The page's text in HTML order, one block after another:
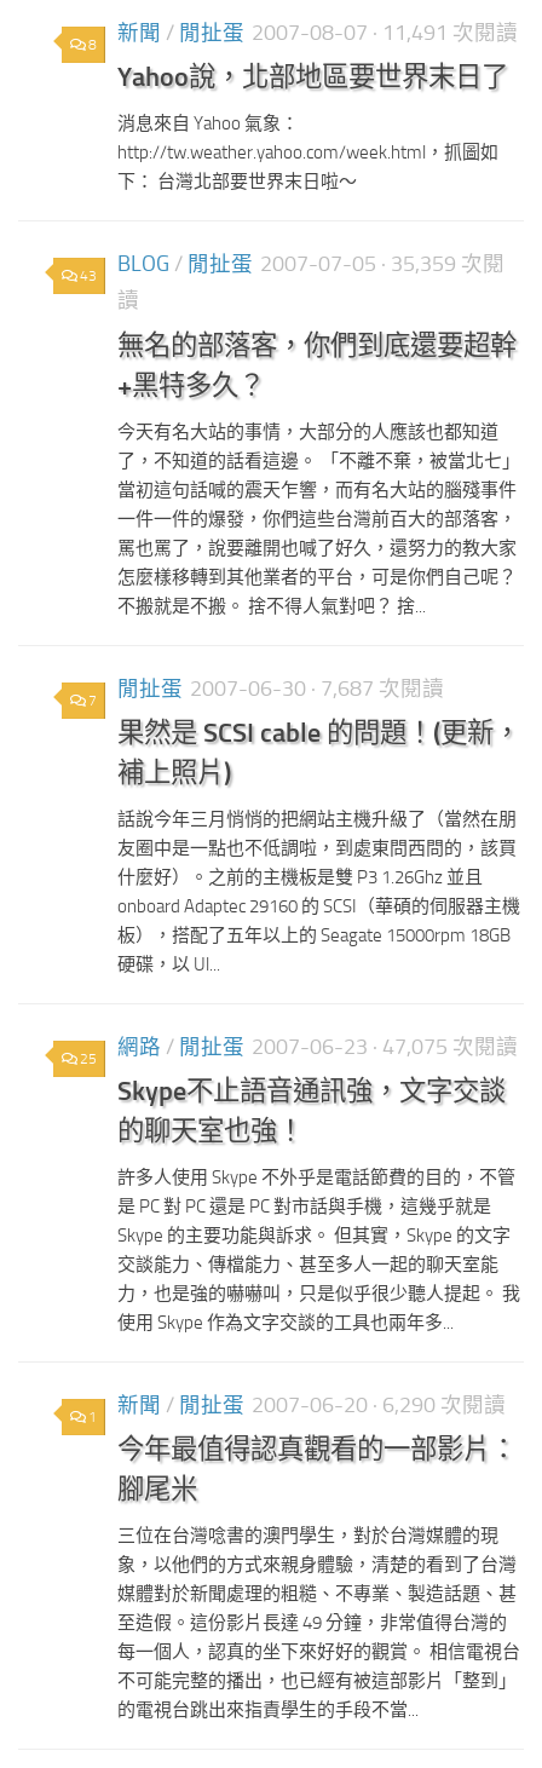
8 新聞 / 閒扯蛋 2007-08-07 · 11,491 次閱讀
Yahoo說，北部地區要世界末日了
消息來自 Yahoo 氣象：
http://tw.weather.yahoo.com/week.html，抓圖如
下： 台灣北部要世界末日啦～
43 BLOG / 閒扯蛋 2007-07-05 · 35,359 次閱
讀
無名的部落客，你們到底還要超幹
+黑特多久？
今天有名大站的事情，大部分的人應該也都知道
了，不知道的話看這邊。 「不離不棄，被當北七」
當初這句話喊的震天乍響，而有名大站的腦殘事件
一件一件的爆發，你們這些台灣前百大的部落客，
罵也罵了，說要離開也喊了好久，還努力的教大家
怎麼樣移轉到其他業者的平台，可是你們自己呢？
不搬就是不搬。 捨不得人氣對吧？ 捨...
7 閒扯蛋 2007-06-30 · 7,687 次閱讀
果然是 SCSI cable 的問題！(更新，
補上照片)
話說今年三月悄悄的把網站主機升級了（當然在朋
友圈中是一點也不低調啦，到處東問西問的，該買
什麼好）。之前的主機板是雙 P3 1.26Ghz 並且
onboard Adaptec 29160 的 SCSI（華碩的伺服器主機
板），搭配了五年以上的 Seagate 15000rpm 18GB
硬碟，以 Ul...
25 網路 / 閒扯蛋 2007-06-23 · 47,075 次閱讀
Skype不止語音通訊強，文字交談
的聊天室也強！
許多人使用 Skype 不外乎是電話節費的目的，不管
是 PC 對 PC 還是 PC 對市話與手機，這幾乎就是
Skype 的主要功能與訴求。 但其實，Skype 的文字
交談能力、傳檔能力、甚至多人一起的聊天室能
力，也是強的嚇嚇叫，只是似乎很少聽人提起。 我
使用 Skype 作為文字交談的工具也兩年多...
1 新聞 / 閒扯蛋 2007-06-20 · 6,290 次閱讀
今年最值得認真觀看的一部影片：
腳尾米
三位在台灣唸書的澳門學生，對於台灣媒體的現
象，以他們的方式來親身體驗，清楚的看到了台灣
媒體對於新聞處理的粗糙、不專業、製造話題、甚
至造假。這份影片長達 49 分鐘，非常值得台灣的
每一個人，認真的坐下來好好的觀賞。 相信電視台
不可能完整的播出，也已經有被這部影片「整到」
的電視台跳出來指責學生的手段不當...